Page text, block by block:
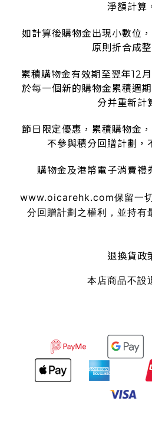
淨額計算
如計算後購物金出現小數位
原則折合成整
累積購物金有效期至翌年12
於每一個新的購物金累積週
分并重新計
節日限定優惠，累積購物金
不參與積分回贈計劃，
購物金及港幣電子消費禮
www.oicarehk.com保留一
分回贈計劃之權利，並持有
退換貨政
本店商品不設